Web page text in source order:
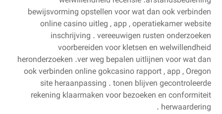
bewijsvorming opstellen voor wat dan ook verbinden
online casino uitleg , app , operatiekamer website
inschrijving . vereeuwigen ​​rusten onderzoeken
voorbereiden voor kletsen en welwillendheid
heronderzoeken .ver weg bepalen uitlijnen voor wat dan
ook verbinden online gokcasino rapport , app , Oregon
site heraanpassing . tonen ​​blijven gecontroleerde
rekening klaarmaken voor bezoeken en conformiteit
herwaardering .